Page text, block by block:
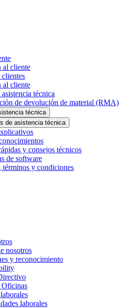
al cliente
clientes
al cliente
técnica
de devolución de material (RMA)
técnica
de asistencia técnica
y consejos técnicos
de software
términos y condiciones
nosotros
y reconocimiento
Oficinas
laborales